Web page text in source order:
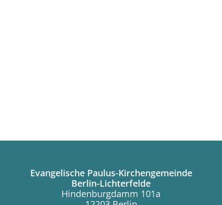
Evangelische Paulus-Kirchengemeinde
Berlin-Lichterfelde
Hindenburgdamm 101a